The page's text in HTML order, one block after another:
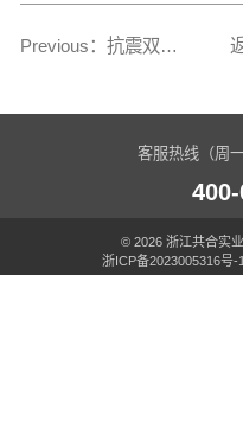
Previous：抗震双密封90°短内丝弯头
客服热线（周
© 2026 浙江共合实
浙ICP备2023005316号-1